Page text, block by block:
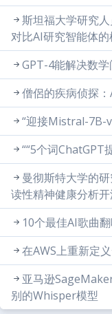
斯坦福大学研究
对比AI研究智能体
GPT-4能解决数
僧侶的疾病侦探
“迎接Mistral-7B-
““5个词ChatGPT
曼彻斯特大学的
读性精神健康分析
10个最佳AI歌曲
在AWS上重新定
亚马逊
别的Whisper模型